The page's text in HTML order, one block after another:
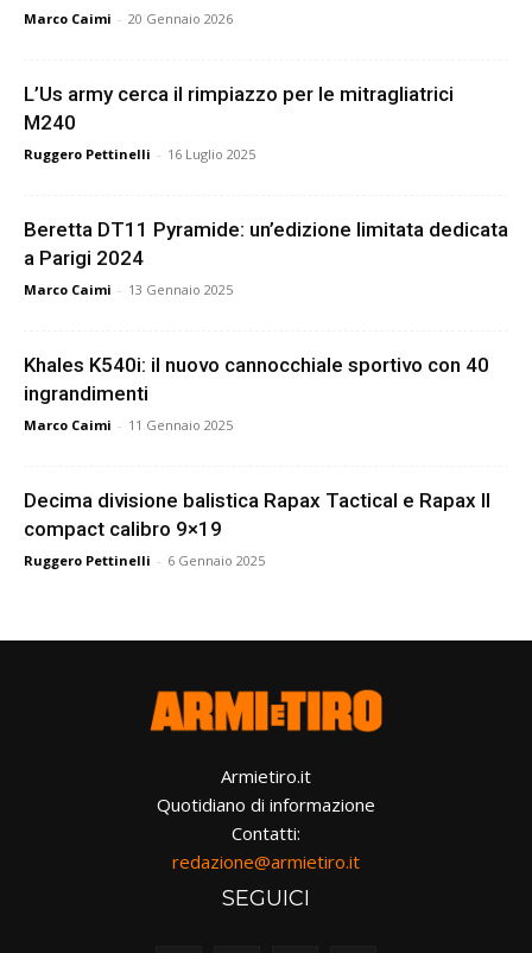
Marco Caimi - 20 Gennaio 2026
L’Us army cerca il rimpiazzo per le mitragliatrici
M240
Ruggero Pettinelli - 16 Luglio 2025
Beretta DT11 Pyramide: un’edizione limitata dedicata
a Parigi 2024
Marco Caimi - 13 Gennaio 2025
Khales K540i: il nuovo cannocchiale sportivo con 40
ingrandimenti
Marco Caimi - 11 Gennaio 2025
Decima divisione balistica Rapax Tactical e Rapax II
compact calibro 9×19
Ruggero Pettinelli - 6 Gennaio 2025
Armietiro.it
Quotidiano di informazione
Contatti:
redazione@armietiro.it
SEGUICI